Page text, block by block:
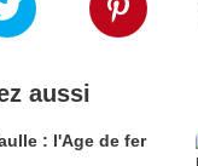
aussi
: l'Age de fer